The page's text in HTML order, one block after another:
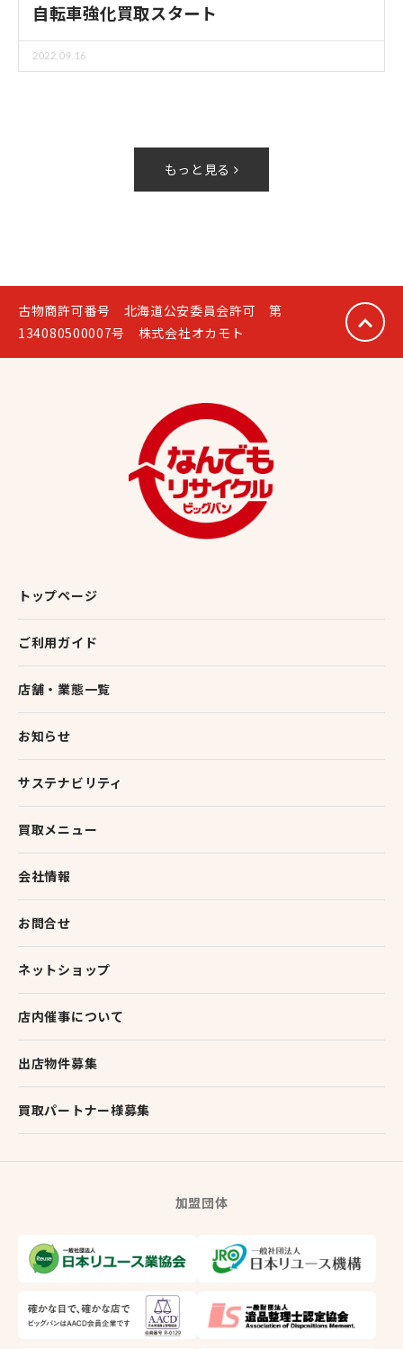
2022.09.16
自転車強化買取スタート
もっと見る
古物商許可番号 北海道公安委員会許可 第
134080500007号 株式会社オカモト
トップページ
ご利用ガイド
店舗・業態一覧
お知らせ
サステナビリティ
買取メニュー
会社情報
お問合せ
ネットショップ
店内催事について
出店物件募集
買取パートナー様募集
加盟団体